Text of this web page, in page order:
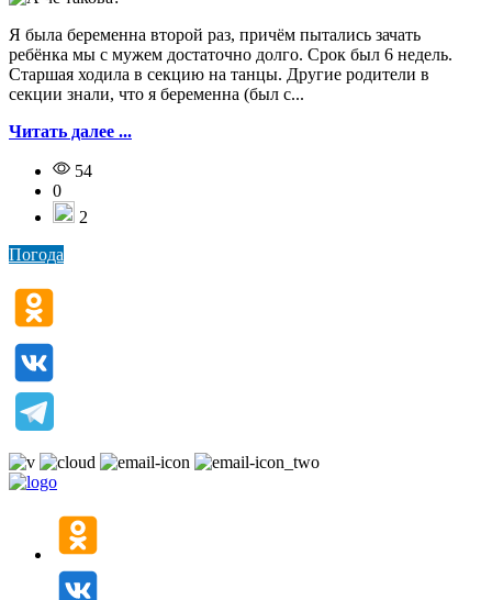
Я была беременна второй раз, причём пытались зачать
ребёнка мы с мужем достаточно долго. Срок был 6 недель.
Старшая ходила в секцию на танцы. Другие родители в
секции знали, что я беременна (был с...
Читать далее ...
54
0
2
Погода